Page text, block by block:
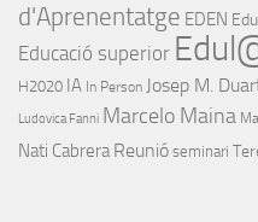
d'Aprenentatge EDEN
Educació superior
H2020 IA In Person Josep M.
Ludovica Fanni Marcelo Maina
Nati Cabrera Reunió seminari